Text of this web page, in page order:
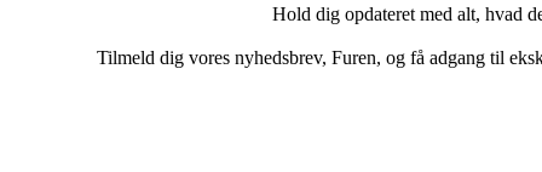
Hold dig opdateret med alt, hvad
Tilmeld dig vores nyhedsbrev, Furen, og få adgang til